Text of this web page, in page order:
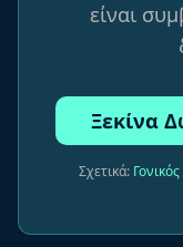
είναι
Ξεκίνα
Σχετικά: